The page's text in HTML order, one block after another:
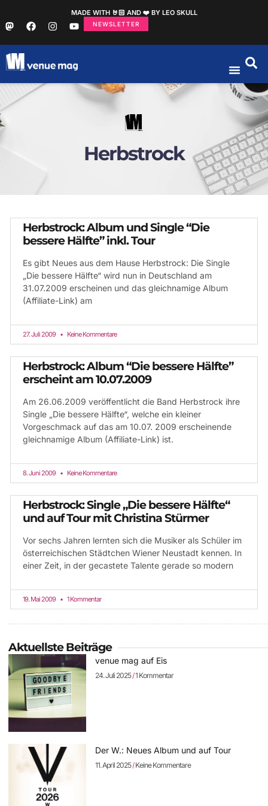
MADE WITH 🤘🏻 AND ❤️ BY LEO SKULL
NEWSLETTER
Herbstrock
Herbstrock: Album und Single “Die
bessere Hälfte” inkl. Tour
Es gibt Neues aus dem Hause Herbstrock: Die Single
„Die bessere Hälfte“ wird nun in Deutschland am
31.07.2009 erscheinen und das gleichnamige Album
(Affiliate-Link) am
27. Juli 2009 Keine Kommentare
Herbstrock: Album “Die bessere Hälfte”
erscheint am 10.07.2009
Am 26.06.2009 veröffentlicht die Band Herbstrock ihre
Single „Die bessere Hälfte“, welche ein kleiner
Vorgeschmack auf das am 10.07. 2009 erscheinende
gleichnamige Album (Affiliate-Link) ist.
8. Juni 2009 Keine Kommentare
Herbstrock: Single „Die bessere Hälfte“
und auf Tour mit Christina Stürmer
Vor sechs Jahren lernten sich die Musiker als Schüler im
österreichischen Städtchen Wiener Neustadt kennen. In
einer Zeit, in der gecastete Talente gerade so modern
19. Mai 2009 1 Kommentar
Aktuellste Beiträge
venue mag auf Eis
24. Juli 2025 1 Kommentar
Der W.: Neues Album und auf Tour
11. April 2025 Keine Kommentare